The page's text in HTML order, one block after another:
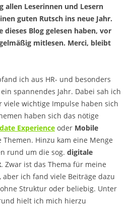
allen Leserinnen und Lesern
guten Rutsch ins neue Jahr.
dieses Blog gelesen haben, vor
mitlesen. Merci, bleibt
ich aus HR- und besonders
spannendes Jahr. Dabei sah ich
viele wichtige Impulse haben sich
haben sich das nötige
Experience oder Mobile
Themen. Hinzu kam eine Menge
rund um die sog. digitale
. Zwar ist das Thema für meine
ich fand viele Beiträge dazu
Struktur oder beliebig. Unter
hielt ich mich hierzu